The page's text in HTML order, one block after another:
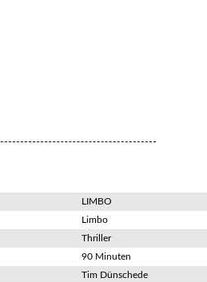
LIMBO
Limbo
Thriller
90 Minuten
Tim Dünschede